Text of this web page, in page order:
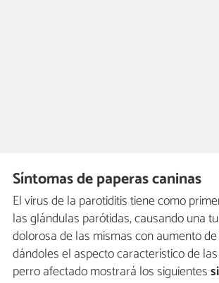
Síntomas de paperas caninas
El virus de la parotiditis tiene como
las glándulas parótidas, causando una
dolorosa de las mismas con aumento
dándoles el aspecto característico de
perro afectado mostrará los siguientes